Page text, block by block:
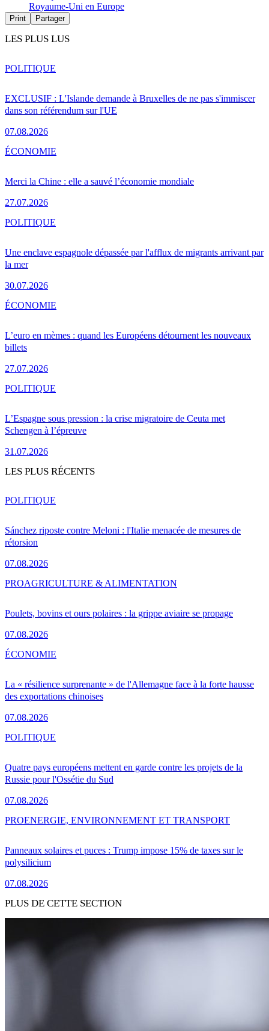
Royaume-Uni en Europe
Print Partager
LES PLUS LUS
EXCLUSIF : L'Islande demande à Bruxelles de ne pas s'immiscer
dans son référendum sur l'UE
07.08.2026
POLITIQUE
Merci la Chine : elle a sauvé l’économie mondiale
27.07.2026
ÉCONOMIE
Une enclave espagnole dépassée par l'afflux de migrants arrivant par
la mer
30.07.2026
POLITIQUE
L’euro en mèmes : quand les Européens détournent les nouveaux
billets
27.07.2026
ÉCONOMIE
L’Espagne sous pression : la crise migratoire de Ceuta met
Schengen à l’épreuve
31.07.2026
POLITIQUE
LES PLUS RÉCENTS
Sánchez riposte contre Meloni : l'Italie menacée de mesures de
rétorsion
07.08.2026
POLITIQUE
Poulets, bovins et ours polaires : la grippe aviaire se propage
07.08.2026
PROAGRICULTURE & ALIMENTATION
La « résilience surprenante » de l'Allemagne face à la forte hausse
des exportations chinoises
07.08.2026
ÉCONOMIE
Quatre pays européens mettent en garde contre les projets de la
Russie pour l'Ossétie du Sud
07.08.2026
POLITIQUE
Panneaux solaires et puces : Trump impose 15% de taxes sur le
polysilicium
07.08.2026
PROENERGIE, ENVIRONNEMENT ET TRANSPORT
PLUS DE CETTE SECTION